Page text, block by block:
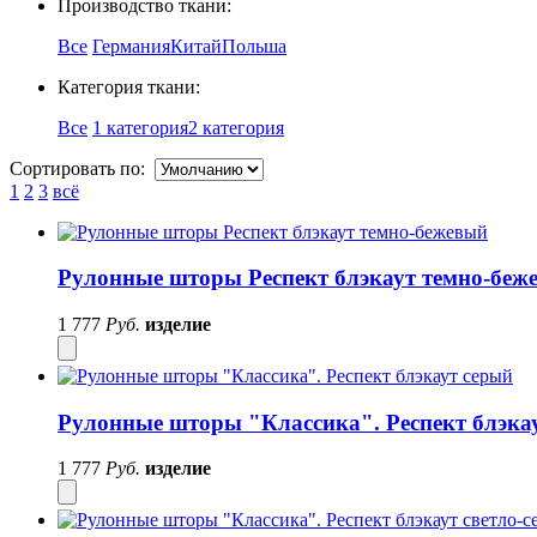
Производство ткани:
Все ГерманияКитайПольша
Категория ткани:
Все 1 категория2 категория
Сортировать по:
1 2 3 всё
Рулонные шторы Респект блэкаут темно-
1 777 Руб. изделие
Рулонные шторы "Классика". Респект
1 777 Руб. изделие